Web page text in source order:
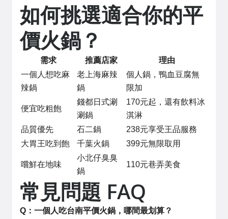
如何挑選適合你的平
價火鍋？
需求 推薦店家
理由
一個人想吃麻
辣鍋
老上海麻辣
鍋
個人鍋，鴨血豆腐無
限加
便宜吃粗飽
錢都日式涮
涮鍋
170元起，還有飲料冰
淇淋
品質優先
石二鍋
238元享受王品服務
大胃王吃到飽
千葉火鍋 399元無限取用
嚐鮮在地味
小北仔臭臭
鍋
110元巷弄美食
常見問題 FAQ
Q：一個人吃台南平價火鍋，哪間最划算？